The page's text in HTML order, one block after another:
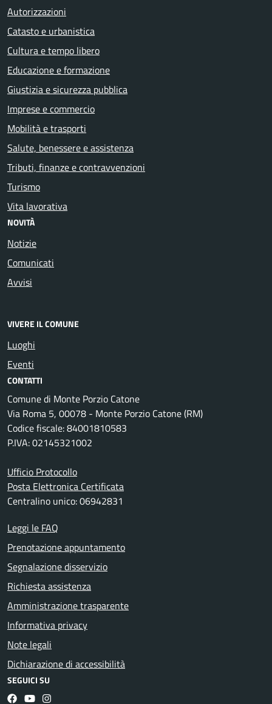
Autorizzazioni
Catasto e urbanistica
Cultura e tempo libero
Educazione e formazione
Giustizia e sicurezza pubblica
Imprese e commercio
Mobilità e trasporti
Salute, benessere e assistenza
Tributi, finanze e contravvenzioni
Turismo
Vita lavorativa
NOVITÀ
Notizie
Comunicati
Avvisi
VIVERE IL COMUNE
Luoghi
Eventi
CONTATTI
Comune di Monte Porzio Catone
Via Roma 5, 00078 - Monte Porzio Catone (RM)
Codice fiscale: 84001810583
P.IVA: 02145321002
Ufficio Protocollo
Posta Elettronica Certificata
Centralino unico: 06942831
Leggi le FAQ
Prenotazione appuntamento
Segnalazione disservizio
Richiesta assistenza
Amministrazione trasparente
Informativa privacy
Note legali
Dichiarazione di accessibilità
SEGUICI SU
Facebook
YouTubeInstagram